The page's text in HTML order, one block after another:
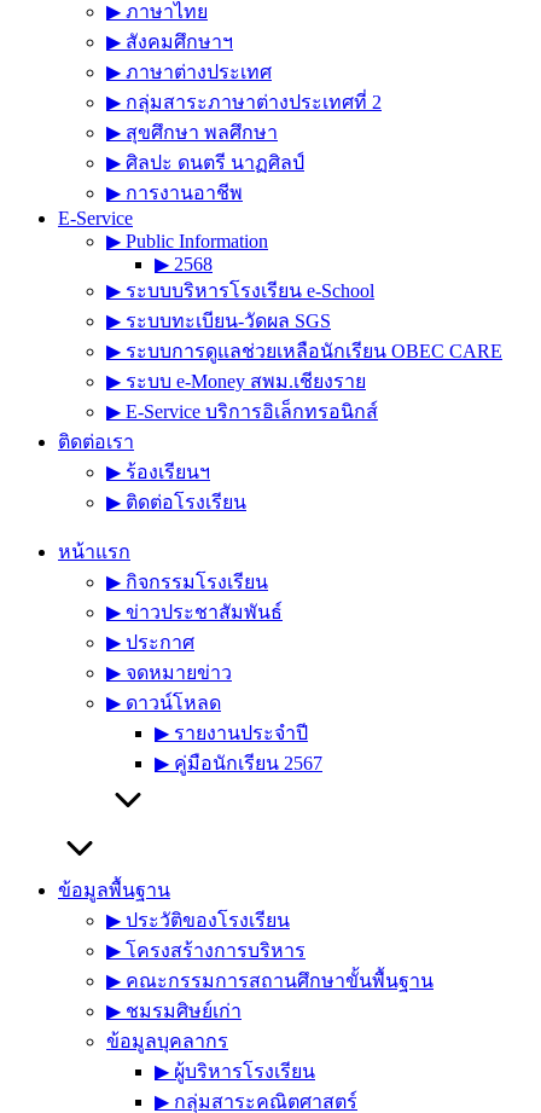
▶︎ ภาษาไทย
▶︎ สังคมศึกษาฯ
▶︎ ภาษาต่างประเทศ
▶︎ กลุ่มสาระภาษาต่างประเทศที่ 2
▶︎ สุขศึกษา พลศึกษา
▶︎ ศิลปะ ดนตรี นาฏศิลป์
▶︎ การงานอาชีพ
E-Service
▶︎ Public Information
▶︎ 2568
▶︎ ระบบบริหารโรงเรียน e-School
▶︎ ระบบทะเบียน-วัดผล SGS
▶︎ ระบบการดูแลช่วยเหลือนักเรียน OBEC CARE
▶︎ ระบบ e-Money สพม.เชียงราย
▶︎ E-Service บริการอิเล็กทรอนิกส์
ติดต่อเรา
▶︎ ร้องเรียนฯ
▶︎ ติดต่อโรงเรียน
หน้าแรก
▶︎ กิจกรรมโรงเรียน
▶︎ ข่าวประชาสัมพันธ์
▶︎ ประกาศ
▶︎ จดหมายข่าว
▶︎ ดาวน์โหลด
▶︎ รายงานประจำปี
▶︎ คู่มือนักเรียน 2567
ข้อมูลพื้นฐาน
▶︎ ประวัติของโรงเรียน
▶︎ โครงสร้างการบริหาร
▶︎ คณะกรรมการสถานศึกษาขั้นพื้นฐาน
▶︎ ชมรมศิษย์เก่า
ข้อมูลบุคลากร
▶︎ ผู้บริหารโรงเรียน
▶︎ กลุ่มสาระคณิตศาสตร์